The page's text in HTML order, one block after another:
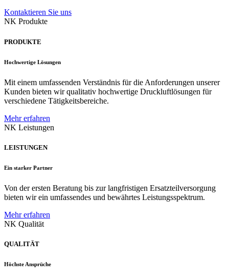
Kontaktieren Sie uns
NK Produkte
PRODUKTE
Hochwertige Lösungen
Mit einem umfassenden Verständnis für die Anforderungen unserer
Kunden bieten wir qualitativ hochwertige Druckluftlösungen für
verschiedene Tätigkeitsbereiche.
Mehr erfahren
NK Leistungen
LEISTUNGEN
Ein starker Partner
Von der ersten Beratung bis zur langfristigen Ersatzteilversorgung
bieten wir ein umfassendes und bewährtes Leistungsspektrum.
Mehr erfahren
NK Qualität
QUALITÄT
Höchste Ansprüche